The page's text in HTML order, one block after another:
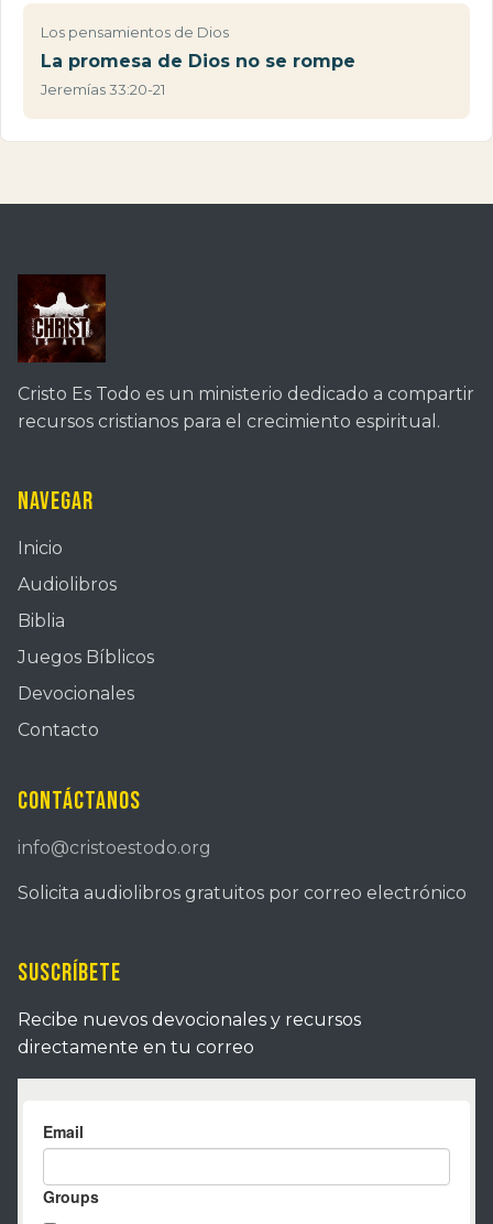
Los pensamientos de Dios
La promesa de Dios no se rompe
Jeremías 33:20-21
Cristo Es Todo es un ministerio dedicado a compartir
recursos cristianos para el crecimiento espiritual.
Navegar
Inicio
Audiolibros
Biblia
Juegos Bíblicos
Devocionales
Contacto
Contáctanos
info@cristoestodo.org
Solicita audiolibros gratuitos por correo electrónico
Suscríbete
Recibe nuevos devocionales y recursos
directamente en tu correo